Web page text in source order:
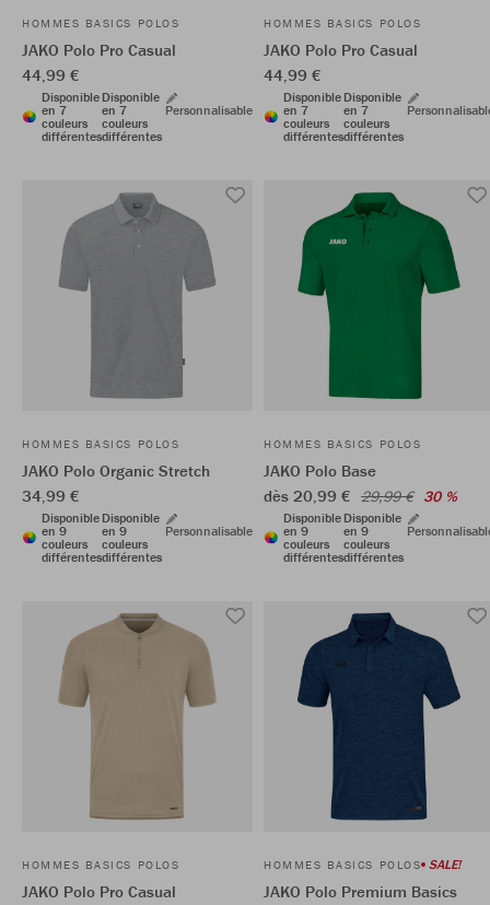
HOMMES BASICS POLOS
JAKO Polo Pro Casual
44,99 €
Disponible
en 7
couleurs
différentes
Disponible
en 7
couleurs
différentes
Personnalisable
HOMMES BASICS POLOS
JAKO Polo Pro Casual
44,99 €
Disponible
en 7
couleurs
différentes
Disponible
en 7
couleurs
différentes
HOMMES BASICS POLOS
JAKO Polo Organic Stretch
34,99 €
Disponible
en 9
couleurs
différentes
Disponible
en 9
couleurs
différentes
Personnalisable
HOMMES BASICS POLOS
JAKO Polo Base
dès 20,99 € 29,99 € 30 %
Disponible
en 9
couleurs
différentes
Disponible
en 9
couleurs
différentes
HOMMES BASICS POLOS
JAKO Polo Pro Casual
HOMMES BASICS POLOS SALE!
JAKO Polo Premium Basics